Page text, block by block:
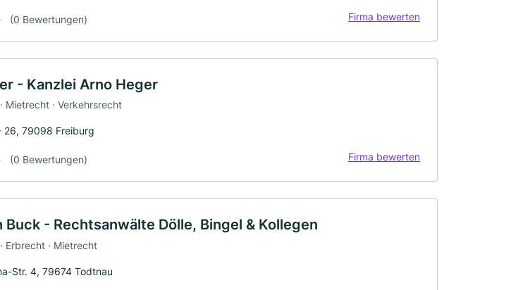
(0 Bewertungen) Firma bewerten
- Kanzlei Arno Heger
Mietrecht · Verkehrsrecht
26, 79098 Freiburg
(0 Bewertungen) Firma bewerten
Buck - Rechtsanwälte Dölle, Bingel & Kollegen
Erbrecht · Mietrecht
Str. 4, 79674 Todtnau